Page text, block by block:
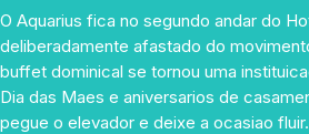
O Aquarius fica no segundo andar do
deliberadamente afastado do
buffet dominical se tornou uma
Dia das Maes e aniversarios de
pegue o elevador e deixe a ocasiao fluir.